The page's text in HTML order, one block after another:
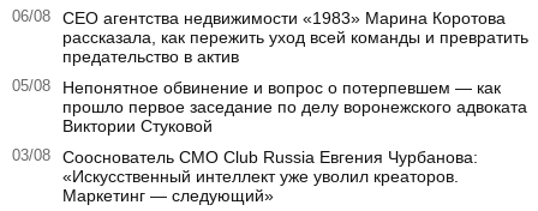
06/08
CEO агентства недвижимости «1983» Марина Коротова
рассказала, как пережить уход всей команды и превратить
предательство в актив
05/08
Непонятное обвинение и вопрос о потерпевшем — как
прошло первое заседание по делу воронежского адвоката
Виктории Стуковой
03/08
Сооснователь CMO Club Russia Евгения Чурбанова:
«Искусственный интеллект уже уволил креаторов.
Маркетинг — следующий»